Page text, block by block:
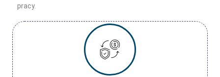
pracy.